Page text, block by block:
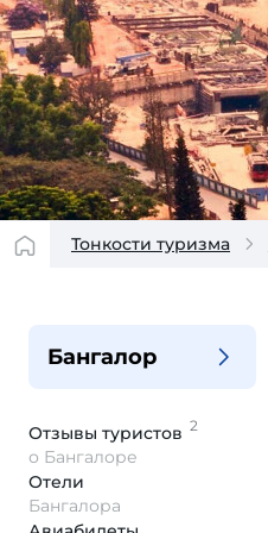
Тонкости туризма
Бангалор
Отзывы туристов 2
о Бангалоре
Отели
Бангалора